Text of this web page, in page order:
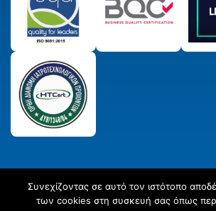
© 2025 Παραγωγικός & Πιστωτικός
Εργαστηριακών Ιατρών ΣΥΝ. ΠΕ.
All Rights
Συνεχίζοντας σε αυτό τον ιστότοπο
των cookies στη συσκευή σας όπως